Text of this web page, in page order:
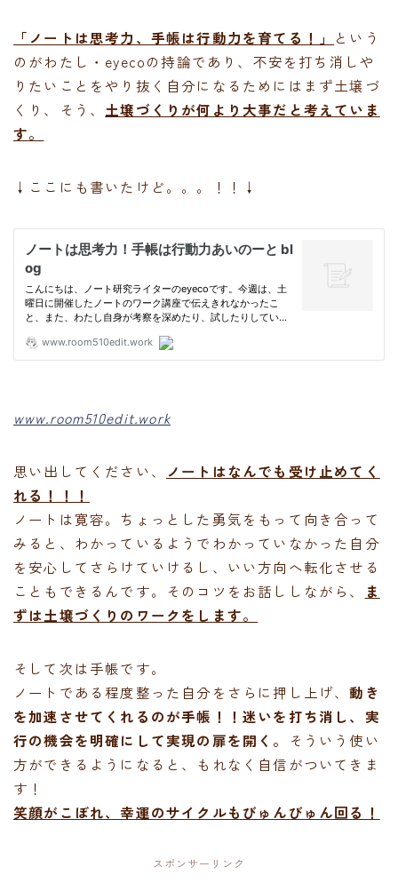
「ノートは思考力、手帳は行動力を育てる！」
という
のがわたし・eyecoの持論であり、不安を打ち消しや
りたいことをやり抜く自分になるためにはまず土壌づ
くり、そう、 土壌づくりが何より大事だと考えていま
す。
↓ここにも書いたけど。。。！！↓
www.room510edit.work
思い出してください、
ノートはなんでも受け止めてく
れる！！！
ノートは寛容。ちょっとした勇気をもって向き合って
みると、わかっているようでわかっていなかった自分
を安心してさらけていけるし、いい方向へ転化させる
こともできるんです。そのコツをお話ししながら、
ま
ずは土壌づくりのワークをします。
そして次は手帳です。
ノートである程度整った自分をさらに押し上げ、動き
を加速させてくれるのが手帳！！迷いを打ち消し、実
行の機会を明確にして実現の扉を開く。
そういう使い
方ができるようになると、もれなく自信がついてきま
す！
笑顔がこぼれ、幸運のサイクルもびゅんびゅん回る！
スポンサーリンク